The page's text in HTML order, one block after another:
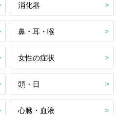
消化器
鼻・耳・喉
女性の症状
頭・目
心臓・血液